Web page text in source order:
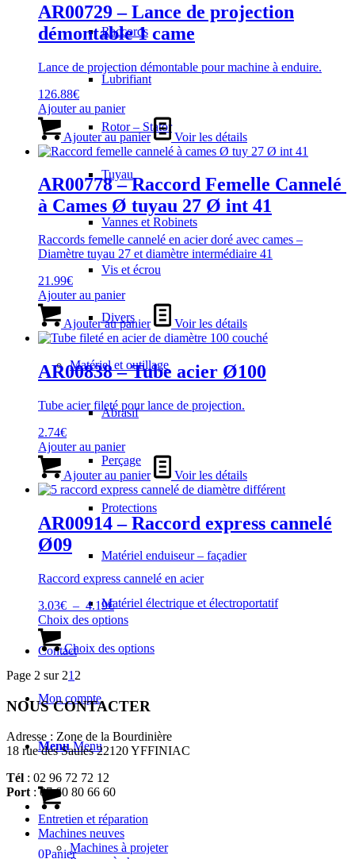
Raccords
Lubrifiant
Rotor – Stator
Tuyau
Vannes et Robinets
Vis et écrou
Divers
Matériel et outillage
Abrasif
Perçage
Protections
Matériel enduiseur – façadier
Matériel électrique et électroportatif
Contact
Mon compte
Menu Menu
0Panier
AR00729 – Lance de projection
démontable 1 came
Lance de projection démontable pour machine à enduire.
126.88€
Ajouter au panier
Ajouter au panier Voir les détails
AR00778 – Raccord Femelle Cannelé
à Cames Ø tuyau 27 Ø int 41
Raccords femelle cannelé en acier doré avec cames –
Diamètre tuyau 27 et diamètre intermédiaire 41
21.99€
Ajouter au panier
Ajouter au panier Voir les détails
AR00838 – Tube acier Ø100
Tube acier fileté pour lance de projection.
2.74€
Ajouter au panier
Ajouter au panier Voir les détails
AR00914 – Raccord express cannelé
Ø09
Raccord express cannelé en acier
3.03€ – 4.19€Plage
de
3.03€
Choix des optionsCe
a
options
être
choisies
produit
Choix des optionsproduit
peuvent
être
Page 2 sur 21 2
NOUS CONTACTER
Adresse : Zone de la Bourdinière
18 rue des Saules 22120 YFFINIAC
Tél : 02 96 72 72 12
Port: 07 60 80 66 60
Entretien et réparation
Machines neuves
Machines à projeter